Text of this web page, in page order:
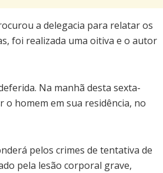
a delegacia para relatar os
foi realizada uma oitiva e o autor
Na manhã desta sexta-
homem em sua residência, no
pelos crimes de tentativa de
pela lesão corporal grave,